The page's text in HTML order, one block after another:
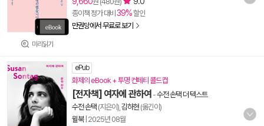
미리읽기
종이책 정가 대비 39%할인
만권당에서 무료로 보기
ePub
화제의 eBook + 투명 컨페티 콜드컵
[전자책] 여자에 관하여 -수전 손택 더 텍스트
수전 손택 (지은이), 김하현 (옮긴이)
윌북| 2025년 08월